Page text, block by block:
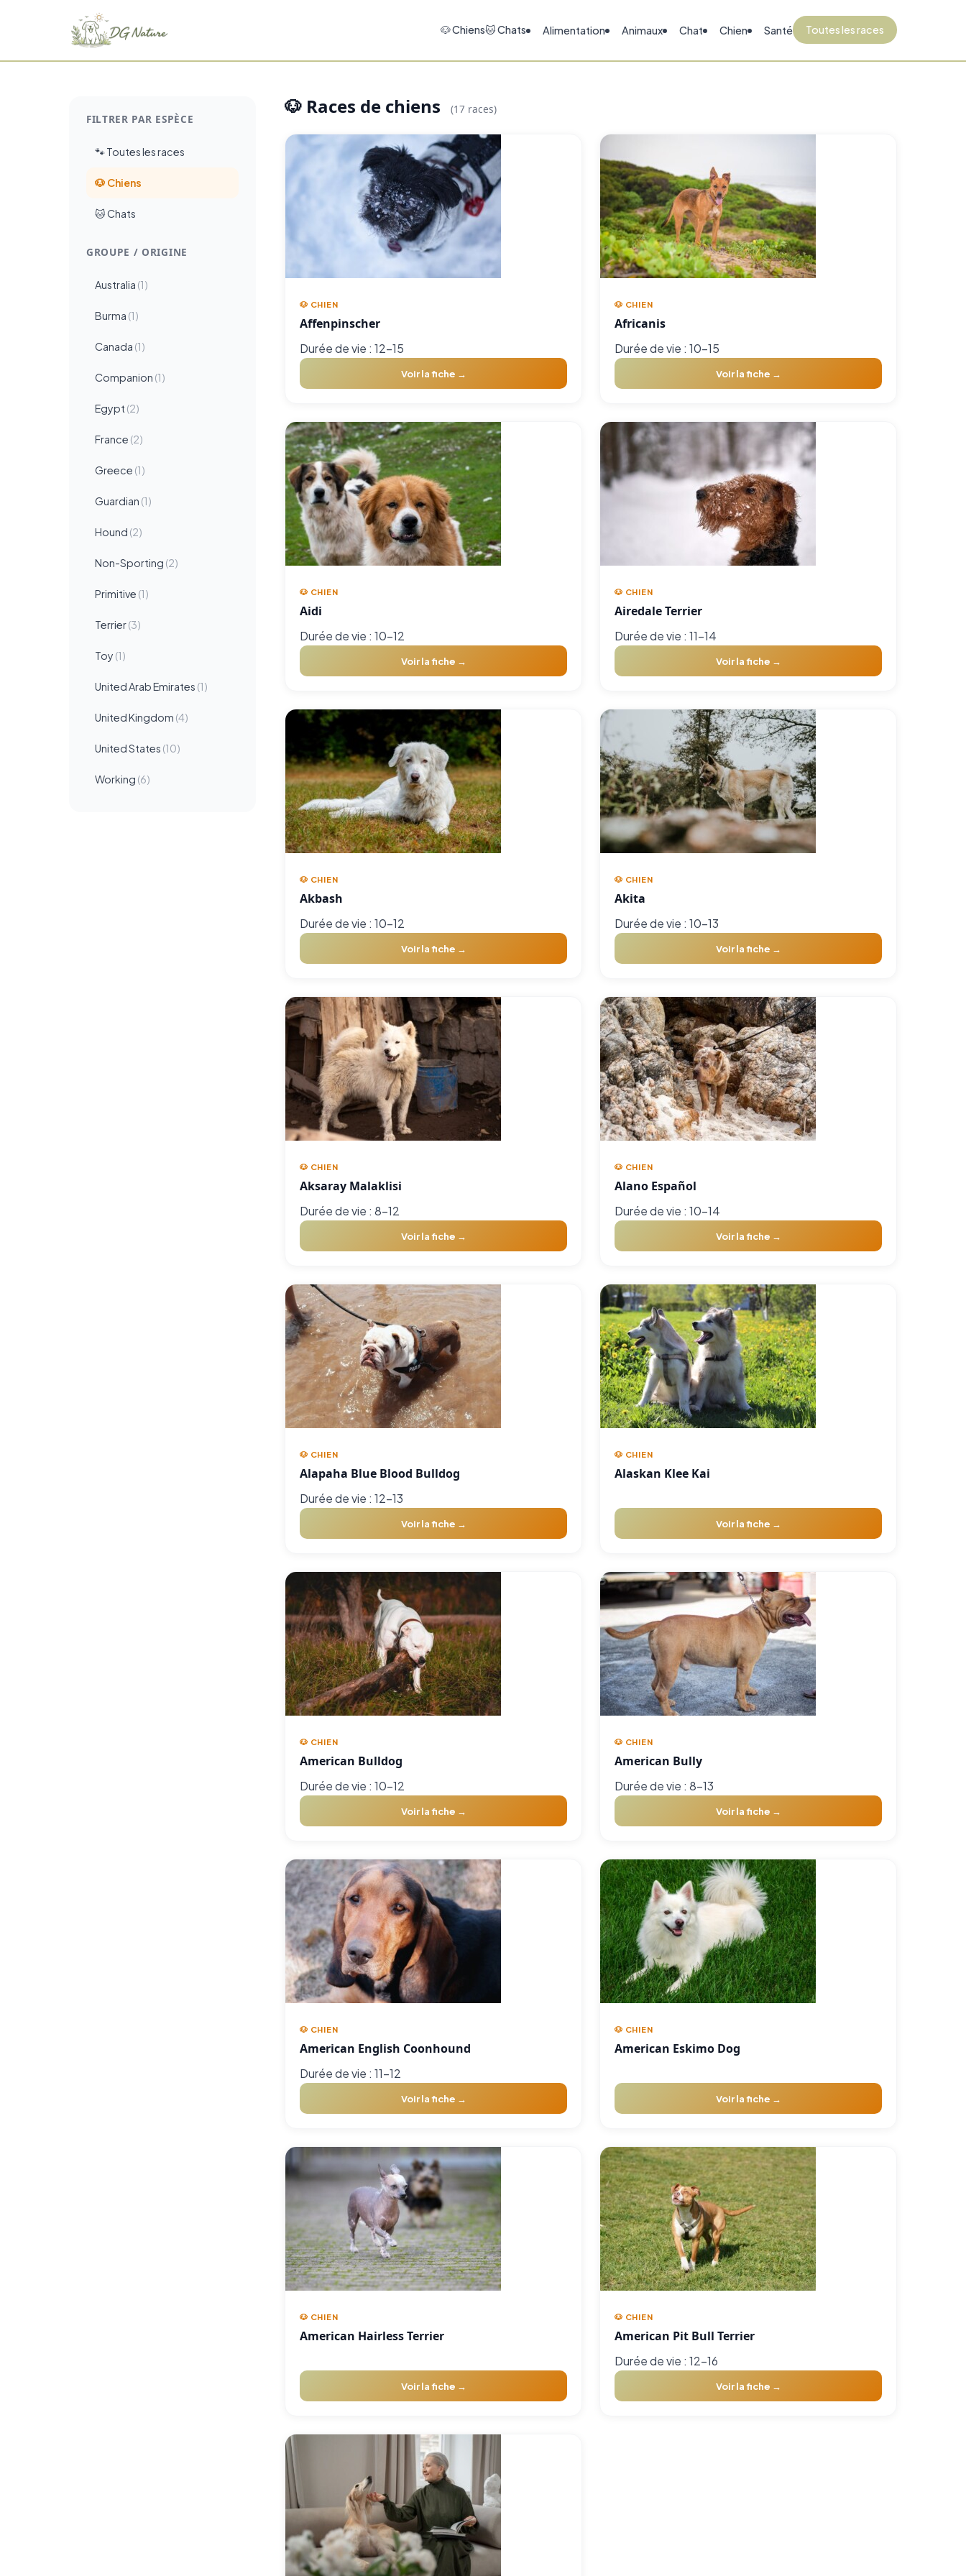
🐶 Chiens🐱 Chats Alimentation Animaux Chat Chien Santé Toutes les races
FILTRER PAR ESPÈCE
🐾 Toutes les races
🐶 Chiens
🐱 Chats
GROUPE / ORIGINE
Australia (1)
Burma (1)
Canada (1)
Companion (1)
Egypt (2)
France (2)
Greece (1)
Guardian (1)
Hound (2)
Non-Sporting (2)
Primitive (1)
Terrier(3)
Toy (1)
United Arab Emirates (1)
United Kingdom (4)
United States (10)
Working (6)
🐶 Races de chiens (17 races)
🐶 CHIEN
Affenpinscher
Durée de vie : 12-15
Voir la fiche →
🐶 CHIEN
Africanis
Durée de vie : 10-15
Voir la fiche →
🐶 CHIEN
Aidi
Durée de vie : 10-12
Voir la fiche →
🐶 CHIEN
Airedale Terrier
Durée de vie : 11-14
Voir la fiche →
🐶 CHIEN
Akbash
Durée de vie : 10-12
Voir la fiche →
🐶 CHIEN
Akita
Durée de vie : 10-13
Voir la fiche →
🐶 CHIEN
Aksaray Malaklisi
Durée de vie : 8-12
Voir la fiche →
🐶 CHIEN
Alano Español
Durée de vie : 10-14
Voir la fiche →
🐶 CHIEN
Alapaha Blue Blood Bulldog
Durée de vie : 12-13
Voir la fiche →
🐶 CHIEN
Alaskan Klee Kai
Voir la fiche →
🐶 CHIEN
American Bulldog
Durée de vie : 10-12
Voir la fiche →
🐶 CHIEN
American Bully
Durée de vie : 8-13
Voir la fiche →
🐶 CHIEN
American English Coonhound
Durée de vie : 11-12
Voir la fiche →
🐶 CHIEN
American Eskimo Dog
Voir la fiche →
🐶 CHIEN
American Hairless Terrier
Voir la fiche →
🐶 CHIEN
American Pit Bull Terrier
Durée de vie : 12-16
Voir la fiche →